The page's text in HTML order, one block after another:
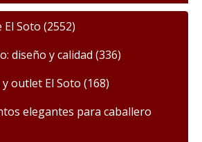
El Soto (2552)
diseño y calidad (336)
outlet El Soto (168)
elegantes para caballero